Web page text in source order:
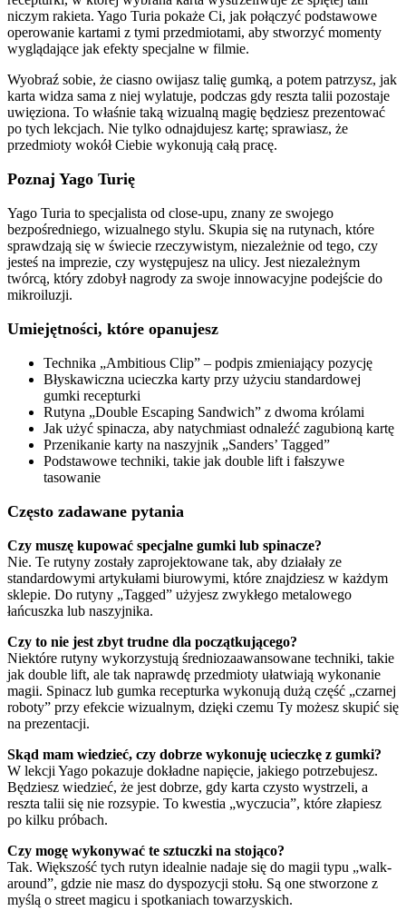
niczym rakieta. Yago Turia pokaże Ci, jak połączyć podstawowe
operowanie kartami z tymi przedmiotami, aby stworzyć momenty
wyglądające jak efekty specjalne w filmie.
Wyobraź sobie, że ciasno owijasz talię gumką, a potem patrzysz, jak
karta widza sama z niej wylatuje, podczas gdy reszta talii pozostaje
uwięziona. To właśnie taką wizualną magię będziesz prezentować
po tych lekcjach. Nie tylko odnajdujesz kartę; sprawiasz, że
przedmioty wokół Ciebie wykonują całą pracę.
Poznaj Yago Turię
Yago Turia to specjalista od close-upu, znany ze swojego
bezpośredniego, wizualnego stylu. Skupia się na rutynach, które
sprawdzają się w świecie rzeczywistym, niezależnie od tego, czy
jesteś na imprezie, czy występujesz na ulicy. Jest niezależnym
twórcą, który zdobył nagrody za swoje innowacyjne podejście do
mikroiluzji.
Umiejętności, które opanujesz
Technika „Ambitious Clip” – podpis zmieniający pozycję
Błyskawiczna ucieczka karty przy użyciu standardowej
gumki recepturki
Rutyna „Double Escaping Sandwich” z dwoma królami
Jak użyć spinacza, aby natychmiast odnaleźć zagubioną kartę
Przenikanie karty na naszyjnik „Sanders’ Tagged”
Podstawowe techniki, takie jak double lift i fałszywe
tasowanie
Często zadawane pytania
Czy muszę kupować specjalne gumki lub spinacze?
Nie. Te rutyny zostały zaprojektowane tak, aby działały ze
standardowymi artykułami biurowymi, które znajdziesz w każdym
sklepie. Do rutyny „Tagged” użyjesz zwykłego metalowego
łańcuszka lub naszyjnika.
Czy to nie jest zbyt trudne dla początkującego?
Niektóre rutyny wykorzystują średniozaawansowane techniki, takie
jak double lift, ale tak naprawdę przedmioty ułatwiają wykonanie
magii. Spinacz lub gumka recepturka wykonują dużą część „czarnej
roboty” przy efekcie wizualnym, dzięki czemu Ty możesz skupić się
na prezentacji.
Skąd mam wiedzieć, czy dobrze wykonuję ucieczkę z gumki?
W lekcji Yago pokazuje dokładne napięcie, jakiego potrzebujesz.
Będziesz wiedzieć, że jest dobrze, gdy karta czysto wystrzeli, a
reszta talii się nie rozsypie. To kwestia „wyczucia”, które złapiesz
po kilku próbach.
Czy mogę wykonywać te sztuczki na stojąco?
Tak. Większość tych rutyn idealnie nadaje się do magii typu „walk-
around”, gdzie nie masz do dyspozycji stołu. Są one stworzone z
myślą o street magicu i spotkaniach towarzyskich.